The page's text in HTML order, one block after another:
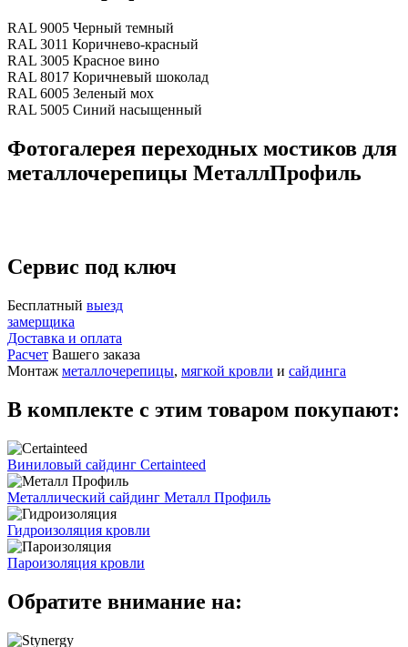
RAL 9005 Черный темный
RAL 3011 Коричнево-красный
RAL 3005 Красное вино
RAL 8017 Коричневый шоколад
RAL 6005 Зеленый мох
RAL 5005 Синий насыщенный
Фотогалерея переходных мостиков для
металлочерепицы МеталлПрофиль
Сервис под ключ
Бесплатный выезд
замерщика
Доставка и оплата
Расчет Вашего заказа
Монтаж металлочерепицы, мягкой кровли и сайдинга
В комплекте с этим товаром покупают:
Виниловый сайдинг Certainteed
Металлический сайдинг Металл Профиль
Гидроизоляция кровли
Пароизоляция кровли
Обратите внимание на: